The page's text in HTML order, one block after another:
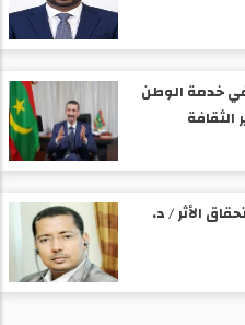
في خدمة الوطن
الأثر / د.